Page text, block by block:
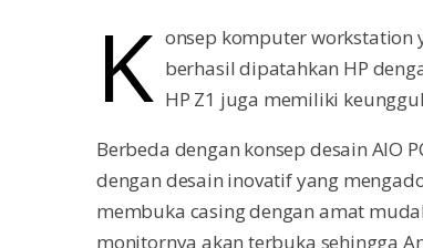
K onsep komputer workstation
berhasil dipatahkan HP
HP Z1 juga memiliki
Berbeda dengan konsep desain AIO
dengan desain inovatif yang
membuka casing dengan amat
monitornya akan terbuka sehingga